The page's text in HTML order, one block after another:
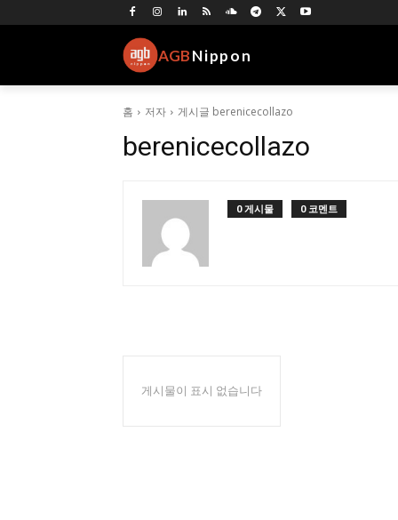
AGBNippon
홈 저자 게시글 berenicecollazo
berenicecollazo
0 게시물 0 코멘트
게시물이 표시 없습니다